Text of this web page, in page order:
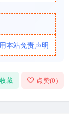
本站免责声明
收藏 点赞(0)